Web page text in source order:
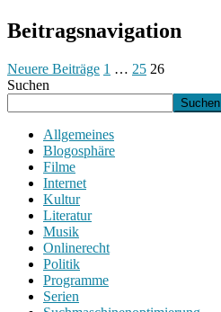
Beitragsnavigation
Neuere Beiträge 1 … 25 26
Suchen
Suchen
Allgemeines
Blogosphäre
Filme
Internet
Kultur
Literatur
Musik
Onlinerecht
Politik
Programme
Serien